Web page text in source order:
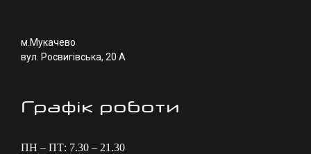
м.Мукачево
вул. Росвигівська, 20 А
Графік роботи
ПН – ПТ: 7.30 – 21.30